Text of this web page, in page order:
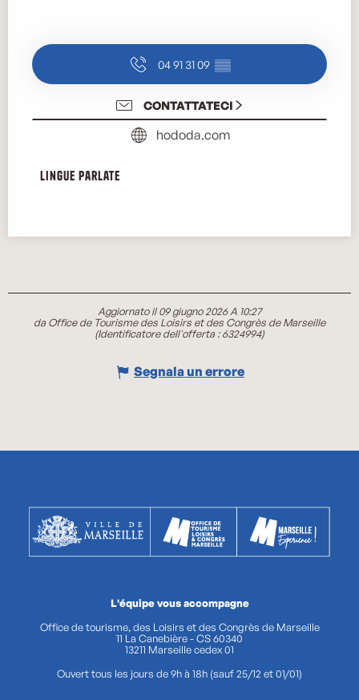
04 91 31 09 ▒▒
CONTATTATECI
hododa.com
Lingue parlate
Lingue parlate
Aggiornato il 09 giugno 2026 A 10:27
da Office de Tourisme des Loisirs et des Congrès de Marseille
(Identificatore dell'offerta :6324994)
Segnala un errore
L'équipe vous accompagne
Office de tourisme, des Loisirs et des Congrès de Marseille
11 La Canebière - CS 60340
13211 Marseille cedex 01
Ouvert tous les jours de 9h à 18h (sauf 25/12 et 01/01)